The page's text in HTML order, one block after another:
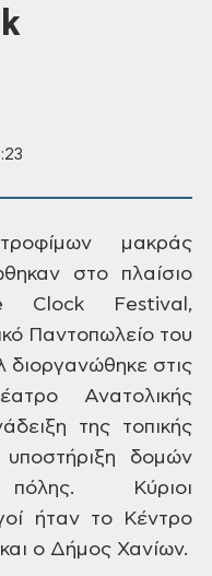
μακράς
στο πλαίσιο
Festival,
Παντοπωλείο του
διοργανώθηκε στις
Ανατολικής
της τοπικής
δομών
Κύριοι
ήταν τοΚέντρο
ο Δήμος Χανίων.